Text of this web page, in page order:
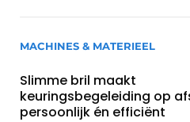
MACHINES & MATERIEEL
Slimme bril maakt
keuringsbegeleiding op
persoonlijk én efficiënt